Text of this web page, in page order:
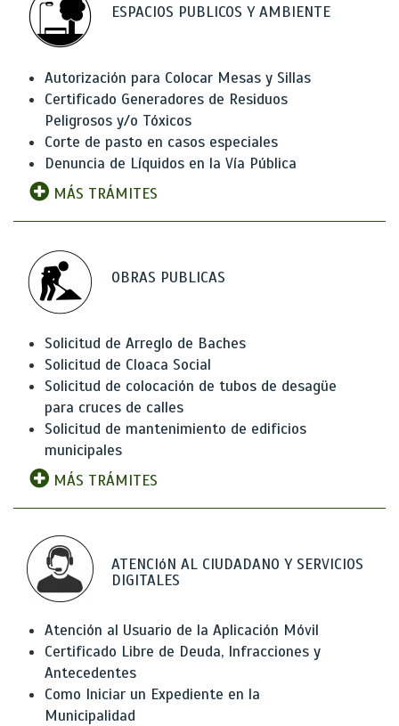
ESPACIOS PUBLICOS Y AMBIENTE
Autorización para Colocar Mesas y Sillas
Certificado Generadores de Residuos
Peligrosos y/o Tóxicos
Corte de pasto en casos especiales
Denuncia de Líquidos en la Vía Pública
MÁS TRÁMITES
OBRAS PUBLICAS
Solicitud de Arreglo de Baches
Solicitud de Cloaca Social
Solicitud de colocación de tubos de desagüe
para cruces de calles
Solicitud de mantenimiento de edificios
municipales
MÁS TRÁMITES
ATENCIóN AL CIUDADANO Y SERVICIOS
DIGITALES
Atención al Usuario de la Aplicación Móvil
Certificado Libre de Deuda, Infracciones y
Antecedentes
Como Iniciar un Expediente en la
Municipalidad